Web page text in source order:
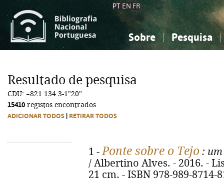
PT EN FR
Sobre Pesquisa
Ciências sociais...
Ciências sociais...
Resultado de pesquisa
CDU: =821.134.3-1"20"
15410 registos encontrados
ADICIONAR TODOS RETIRAR TODOS
1 -Ponte sobre o Tejo :
/ Albertino Alves. - 2016. -
21 cm. - ISBN 978-989-8714-